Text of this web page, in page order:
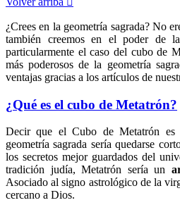
¿Crees en la geometría sagrada? No
también creemos en el poder de
particularmente el caso del cubo de
más poderosos de la geometría
ventajas gracias a los artículos de
¿Qué es el cubo de Metatrón?
Decir que el Cubo de Metatrón es
geometría sagrada sería quedarse
los secretos mejor guardados del
tradición judía, Metatrón sería un
Asociado al signo astrológico de la
cercano a Dios.